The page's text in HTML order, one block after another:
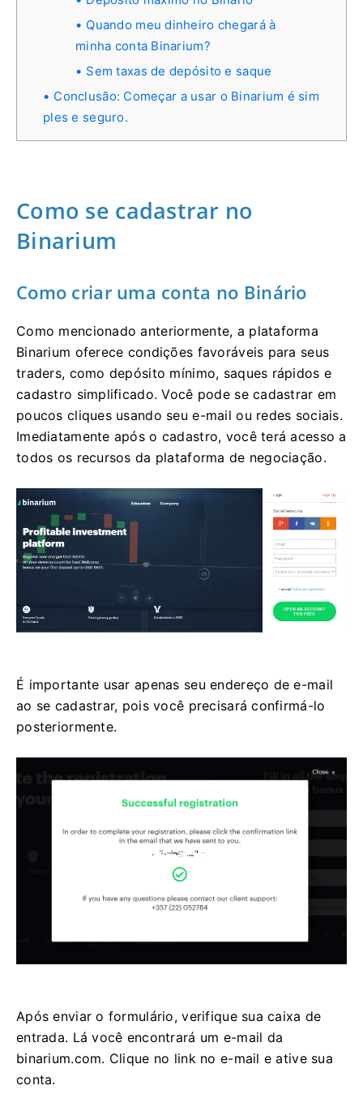
Quando meu dinheiro chegará à
minha conta Binarium?
Sem taxas de depósito e saque
Conclusão: Começar a usar o Binarium é sim
ples e seguro.
Como se cadastrar no
Binarium
Como criar uma conta no Binário
Como mencionado anteriormente, a plataforma
Binarium oferece condições favoráveis ​​para seus
traders, como depósito mínimo, saques rápidos e
cadastro simplificado. Você pode se cadastrar em
poucos cliques usando seu e-mail ou redes sociais.
Imediatamente após o cadastro, você terá acesso a
todos os recursos da plataforma de negociação.
É importante usar apenas seu endereço de e-mail
ao se cadastrar, pois você precisará confirmá-lo
posteriormente.
Após enviar o formulário, verifique sua caixa de
entrada. Lá você encontrará um e-mail da
binarium.com. Clique no link no e-mail e ative sua
conta.